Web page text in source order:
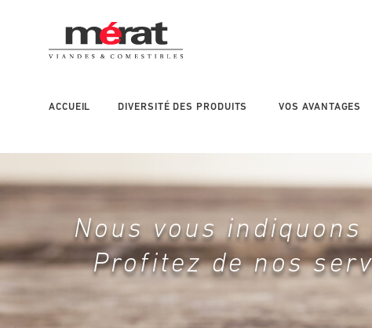
ACCUEIL DIVERSITÉ DES PRODUITS VOS AVANTAGES
Main
navigation
Nous vous
Profitez de nos